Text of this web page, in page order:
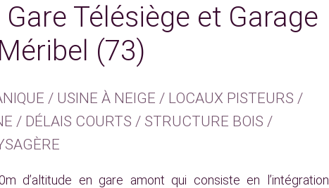
Gare Télésiège et Garage
(73)
/ USINE À NEIGE / LOCAUX PISTEURS /
/ DÉLAIS COURTS / STRUCTURE BOIS /
d’altitude en gare amont qui consiste en l’intégration